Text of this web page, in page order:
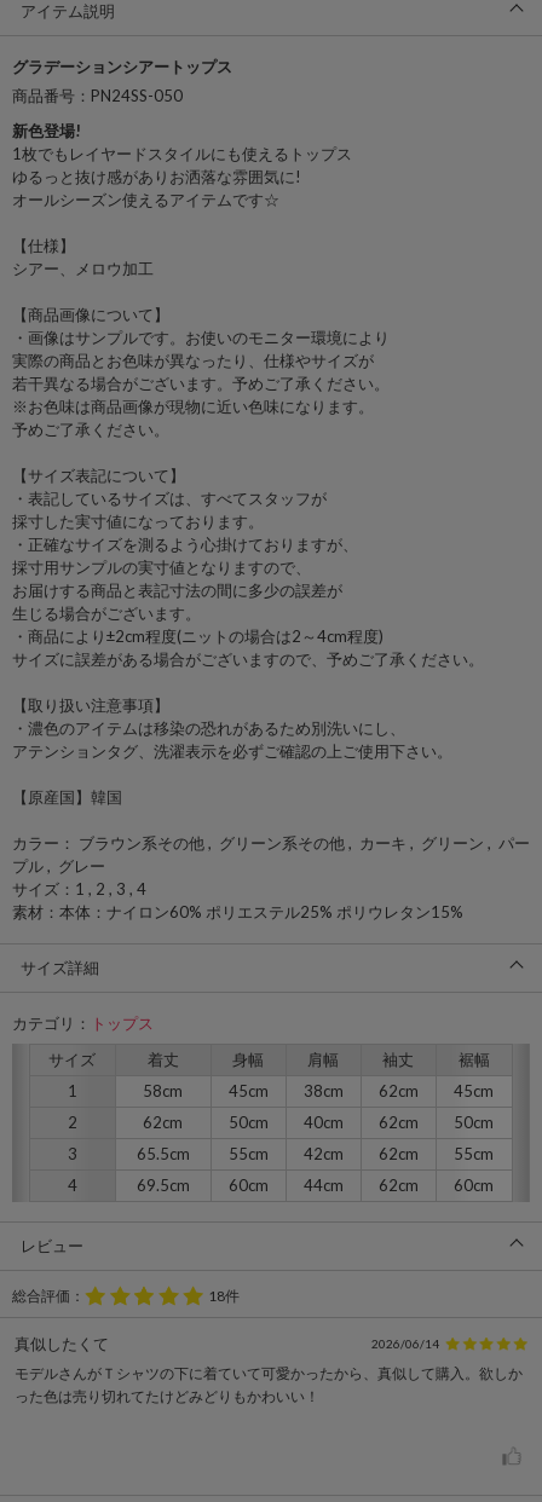
アイテム説明
グラデーションシアートップス
商品番号：PN24SS-050
新色登場!
1枚でもレイヤードスタイルにも使えるトップス
ゆるっと抜け感がありお洒落な雰囲気に!
オールシーズン使えるアイテムです☆
【仕様】
シアー、メロウ加工
【商品画像について】
・画像はサンプルです。お使いのモニター環境により
実際の商品とお色味が異なったり、仕様やサイズが
若干異なる場合がございます。予めご了承ください。
※お色味は商品画像が現物に近い色味になります。
予めご了承ください。
【サイズ表記について】
・表記しているサイズは、すべてスタッフが
採寸した実寸値になっております。
・正確なサイズを測るよう心掛けておりますが、
採寸用サンプルの実寸値となりますので、
お届けする商品と表記寸法の間に多少の誤差が
生じる場合がございます。
・商品により±2cm程度(ニットの場合は2～4cm程度)
サイズに誤差がある場合がございますので、予めご了承ください。
【取り扱い注意事項】
・濃色のアイテムは移染の恐れがあるため別洗いにし、
アテンションタグ、洗濯表示を必ずご確認の上ご使用下さい。
【原産国】韓国
カラー： ブラウン系その他 , グリーン系その他 , カーキ , グリーン , パー
プル , グレー
サイズ：1 , 2 , 3 , 4
素材：本体：ナイロン60% ポリエステル25% ポリウレタン15%
サイズ詳細
カテゴリ：
トップス
サイズ
着丈 身幅 肩幅 袖丈
裾幅
1
58cm 45cm 38cm 62cm
45cm
2
62cm 50cm 40cm 62cm
50cm
3
65.5cm 55cm 42cm 62cm
55cm
4
69.5cm 60cm 44cm 62cm 60cm
レビュー
総合評価： 18件
真似したくて 2026/06/14
モデルさんがＴシャツの下に着ていて可愛かったから、真似して購入。欲しか
った色は売り切れてたけどみどりもかわいい！